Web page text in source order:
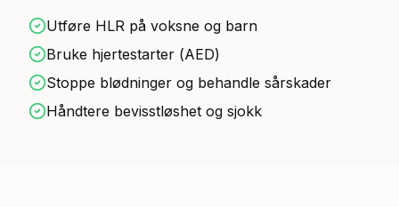
Utføre HLR på voksne og barn
Bruke hjertestarter (AED)
Stoppe blødninger og behandle sårskader
Håndtere bevisstløshet og sjokk